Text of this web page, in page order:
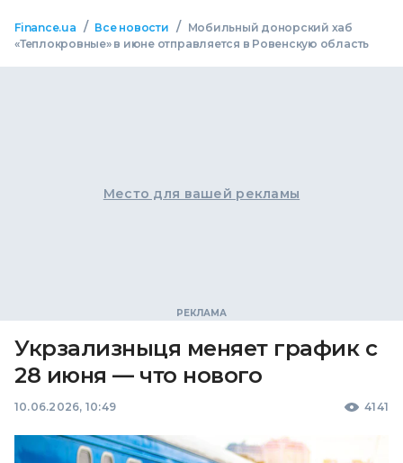
Finance.ua / Все новости /
Мобильный донорский хаб
«Теплокровные» в июне отправляется в Ровенскую область
Место для вашей рекламы
Укрзализныця меняет график с
28 июня — что нового
10.06.2026, 10:49 4141